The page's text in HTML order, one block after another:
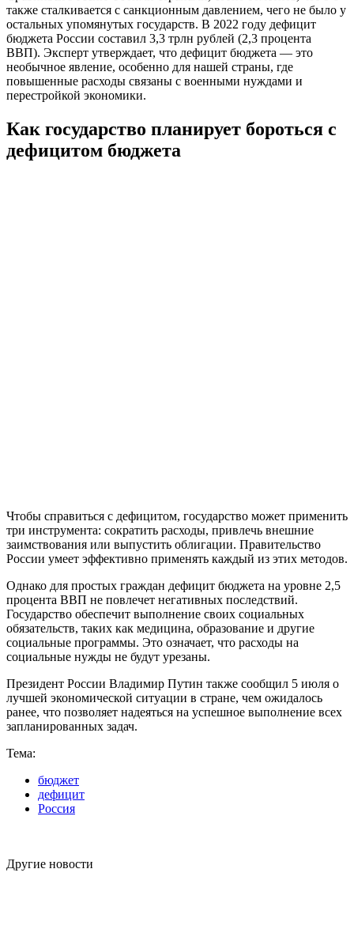
также сталкивается с санкционным давлением, чего не было у
остальных упомянутых государств. В 2022 году дефицит
бюджета России составил 3,3 трлн рублей (2,3 процента
ВВП). Эксперт утверждает, что дефицит бюджета — это
необычное явление, особенно для нашей страны, где
повышенные расходы связаны с военными нуждами и
перестройкой экономики.
Как государство планирует бороться с
дефицитом бюджета
Чтобы справиться с дефицитом, государство может применить
три инструмента: сократить расходы, привлечь внешние
заимствования или выпустить облигации. Правительство
России умеет эффективно применять каждый из этих методов.
Однако для простых граждан дефицит бюджета на уровне 2,5
процента ВВП не повлечет негативных последствий.
Государство обеспечит выполнение своих социальных
обязательств, таких как медицина, образование и другие
социальные программы. Это означает, что расходы на
социальные нужды не будут урезаны.
Президент России Владимир Путин также сообщил 5 июля о
лучшей экономической ситуации в стране, чем ожидалось
ранее, что позволяет надеяться на успешное выполнение всех
запланированных задач.
Тема:
бюджет
дефицит
Россия
Другие новости